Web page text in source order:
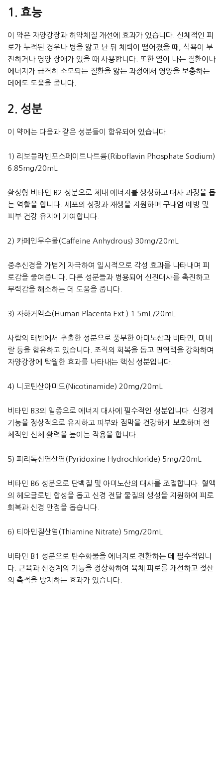
1. 효능
이 약은 자양강장과 허약체질 개선에 효과가 있습니다. 신체적인 피
로가 누적된 경우나 병을 앓고 난 뒤 체력이 떨어졌을 때, 식욕이 부
진하거나 영양 장애가 있을 때 사용합니다. 또한 열이 나는 질환이나
에너지가 급격히 소모되는 질환을 앓는 과정에서 영양을 보충하는
데에도 도움을 줍니다.
2. 성분
이 약에는 다음과 같은 성분들이 함유되어 있습니다.
1) 리보플라빈포스페이트나트륨(Riboflavin Phosphate Sodium)
6.85mg/20mL
활성형 비타민 B2 성분으로 체내 에너지를 생성하고 대사 과정을 돕
는 역할을 합니다. 세포의 성장과 재생을 지원하며 구내염 예방 및
피부 건강 유지에 기여합니다.
2) 카페인무수물(Caffeine Anhydrous) 30mg/20mL
중추신경을 가볍게 자극하여 일시적으로 각성 효과를 나타내며 피
로감을 줄여줍니다. 다른 성분들과 병용되어 신진대사를 촉진하고
무력감을 해소하는 데 도움을 줍니다.
3) 자하거엑스(Human Placenta Ext.) 1.5mL/20mL
사람의 태반에서 추출한 성분으로 풍부한 아미노산과 비타민, 미네
랄 등을 함유하고 있습니다. 조직의 회복을 돕고 면역력을 강화하며
자양강장에 탁월한 효과를 나타내는 핵심 성분입니다.
4) 니코틴산아미드(Nicotinamide) 20mg/20mL
비타민 B3의 일종으로 에너지 대사에 필수적인 성분입니다. 신경계
기능을 정상적으로 유지하고 피부와 점막을 건강하게 보호하며 전
체적인 신체 활력을 높이는 작용을 합니다.
5) 피리독신염산염(Pyridoxine Hydrochloride) 5mg/20mL
비타민 B6 성분으로 단백질 및 아미노산의 대사를 조절합니다. 혈액
의 헤모글로빈 합성을 돕고 신경 전달 물질의 생성을 지원하여 피로
회복과 신경 안정을 돕습니다.
6) 티아민질산염(Thiamine Nitrate) 5mg/20mL
비타민 B1 성분으로 탄수화물을 에너지로 전환하는 데 필수적입니
다. 근육과 신경계의 기능을 정상화하여 육체 피로를 개선하고 젖산
의 축적을 방지하는 효과가 있습니다.